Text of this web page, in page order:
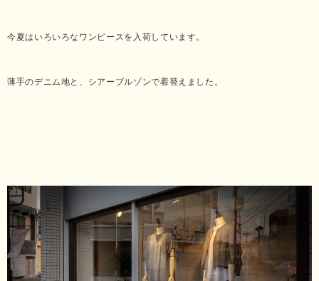
今夏はいろいろなワンピースを入荷しています。
薄手のデニム地と、シアーブルゾンで着替えました。